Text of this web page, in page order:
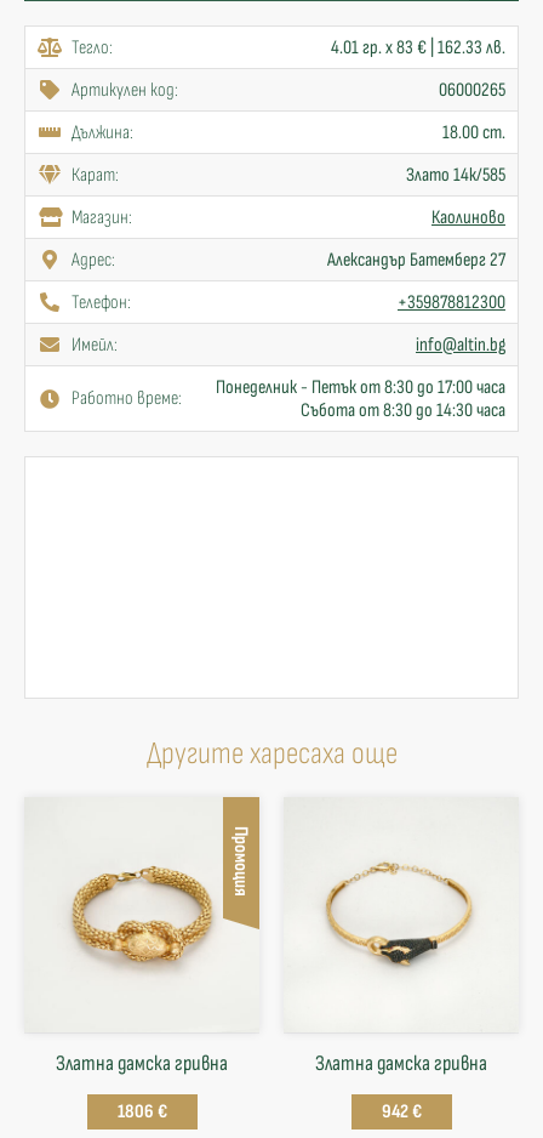
Тегло:
4.01 гр. x 83 € | 162.33 лв.
Артикулен код:
06000265
Дължина:
18.00 cm.
Карат:
Злато 14к/585
Mагазин:
Каолиново
Адрес:
Александър Батемберг 27
Телефон:
+359878812300
Имейл:
info@altin.bg
Работно време:
Понеделник - Петък от 8:30 до 17:00 часа
Събота от 8:30 до 14:30 часа
Другите харесаха още
Промоция
Златна дамска гривна
1806 €
Златна дамска гривна
942 €